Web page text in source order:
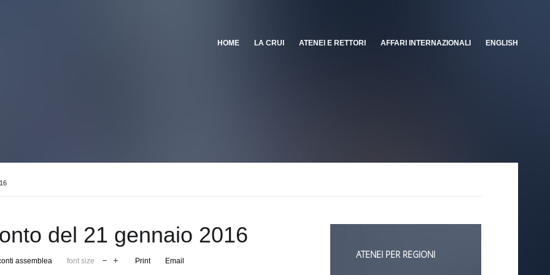
HOME LA CRUI ATENEI E RETTORI AFFARI INTERNAZIONALI ENGLISH
del 21 gennaio 2016
assemblea font size Print Email
ATENEI PER REGIONI